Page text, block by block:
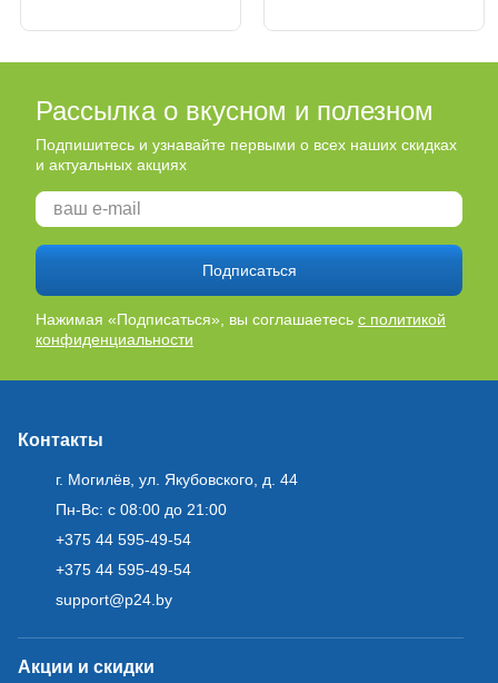
Рассылка о вкусном и полезном
Подпишитесь и узнавайте первыми о всех наших скидках
и актуальных акциях
Подписаться
Нажимая «Подписаться», вы соглашаетесь с политикой
конфиденциальности
Контакты
г. Могилёв, ул. Якубовского, д. 44
Пн-Вс: с 08:00 до 21:00
+375 44 595-49-54
+375 44 595-49-54
support@p24.by
Акции и скидки